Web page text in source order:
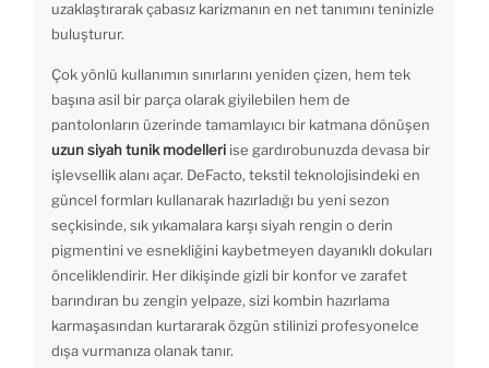
uzaklaştırarak çabasız karizmanın en net tanımını teninizle
buluşturur.
Çok yönlü kullanımın sınırlarını yeniden çizen, hem tek
başına asil bir parça olarak giyilebilen hem de
pantolonların üzerinde tamamlayıcı bir katmana dönüşen
uzun siyah tunik modelleri ise gardırobunuzda devasa bir
işlevsellik alanı açar. DeFacto, tekstil teknolojisindeki en
güncel formları kullanarak hazırladığı bu yeni sezon
seçkisinde, sık yıkamalara karşı siyah rengin o derin
pigmentini ve esnekliğini kaybetmeyen dayanıklı dokuları
önceliklendirir. Her dikişinde gizli bir konfor ve zarafet
barındıran bu zengin yelpaze, sizi kombin hazırlama
karmaşasından kurtararak özgün stilinizi profesyonelce
dışa vurmanıza olanak tanır.